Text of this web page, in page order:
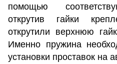
помощью
открутив гайки
открутили верхнюю
Именно пружина
установки проставок на